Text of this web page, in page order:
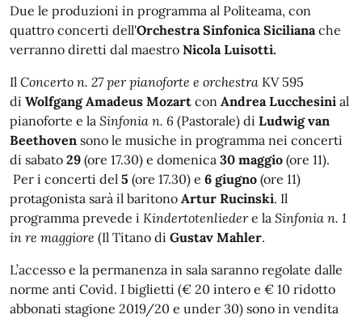
Due le produzioni in programma al Politeama, con
quattro concerti dell'Orchestra Sinfonica Sicilianache
verranno diretti dal maestro Nicola Luisotti.
Il Concerto n. 27 per pianoforte e orchestra KV 595
di Wolfgang Amadeus Mozart con Andrea Lucchesini al
pianoforte e la Sinfonia n. 6 (Pastorale) di Ludwig van
Beethoven sono le musiche in programma nei concerti
di sabato 29 (ore 17.30) e domenica 30 maggio (ore 11).
Per i concerti del 5 (ore 17.30) e 6 giugno (ore 11)
protagonista sarà il baritono Artur Rucinski. Il
programma prevede i Kindertotenliedere la Sinfonia n. 1
in re maggiore (Il Titano di Gustav Mahler.
L’accesso e la permanenza in sala saranno regolate dalle
norme anti Covid. I biglietti (€ 20 intero e € 10 ridotto
abbonati stagione 2019/20 e under 30) sono in vendita